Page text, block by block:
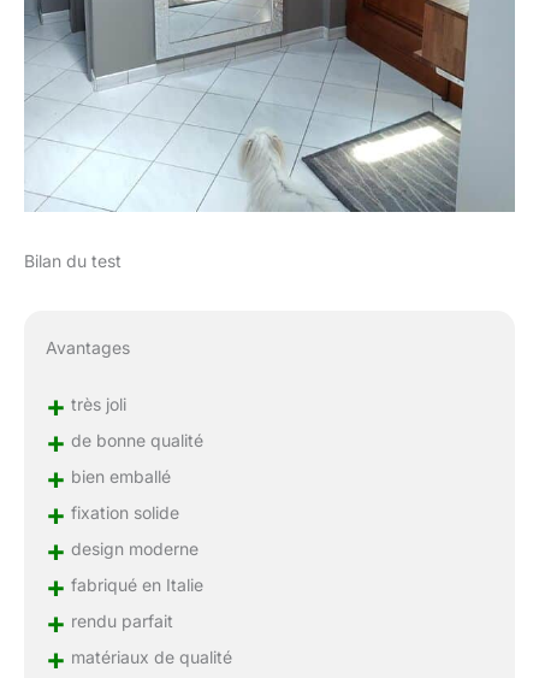
Bilan du test
Avantages
+ très joli
+ de bonne qualité
+ bien emballé
+ fixation solide
+ design moderne
+ fabriqué en Italie
+ rendu parfait
+ matériaux de qualité